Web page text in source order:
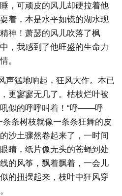
，可顽皮的风儿却硬拉着他
着，本是水平如镜的湖水现
神！萧瑟的风儿吹落了枫
，我感到了他旺盛的生命力
。
声猛地响起，狂风大作。本已
更寥寥无几了。枯枝烂叶被
似的呼呼叫着！“呼——呼
条树枝就像一条条狂舞的皮
沙土骤然卷起来了，一时间
睛，纸片像无头的苍蝇到处
的风筝，飘着飘着，一会儿
的扭摆起来，枝叶中狂风穿